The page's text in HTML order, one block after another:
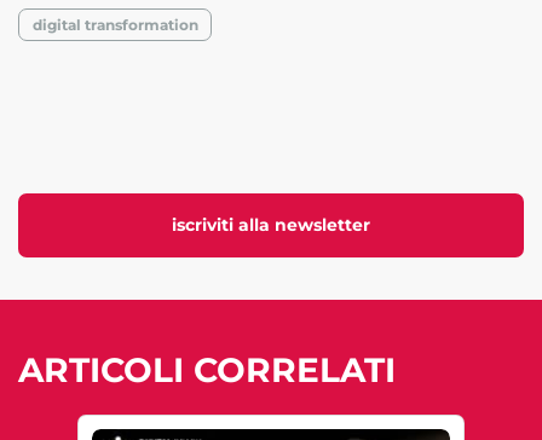
iscriviti alla newsletter
digital transformation
ARTICOLI CORRELATI